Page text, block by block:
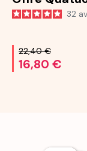
32
22,40 €
16,80 €